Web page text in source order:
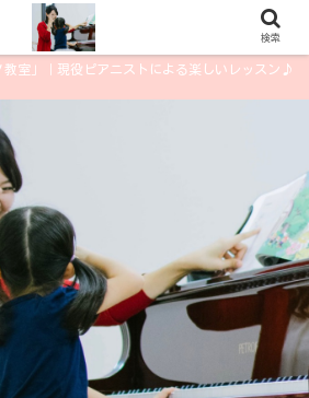
教室」｜現役ピアニストによる楽しいレッスン♪
検索